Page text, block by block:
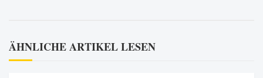
ÄHNLICHE ARTIKEL LESEN